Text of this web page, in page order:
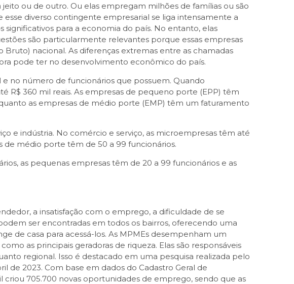
ou de outro. Ou elas empregam milhões de famílias ou são
diverso contingente empresarial se liga intensamente a
para a economia do país. No entanto, elas
são particularmente relevantes porque essas empresas
nacional. As diferenças extremas entre as chamadas
pode ter no desenvolvimento econômico do país.
no número de funcionários que possuem. Quando
R$ 360 mil reais. As empresas de pequeno porte (EPP) têm
as empresas de médio porte (EMP) têm um faturamento
e indústria. No comércio e serviço, as microempresas têm até
de médio porte têm de 50 a 99 funcionários.
as pequenas empresas têm de 20 a 99 funcionários e as
a insatisfação com o emprego, a dificuldade de se
ser encontradas em todos os bairros, oferecendo uma
de casa para acessá-los. As MPMEs desempenham um
as principais geradoras de riqueza. Elas são responsáveis
regional. Isso é destacado em uma pesquisa realizada pelo
de 2023. Com base em dados do Cadastro Geral de
criou 705.700 novas oportunidades de emprego, sendo que as